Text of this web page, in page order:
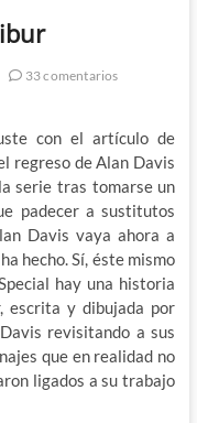
33 comentarios
con el artículo de
regreso de Alan Davis
serie tras tomarse un
padecer a sustitutos
Davis vaya ahora a
hecho. Sí, éste mismo
hay una historia
escrita y dibujada por
revisitando a sus
que en realidad no
ligados a su trabajo